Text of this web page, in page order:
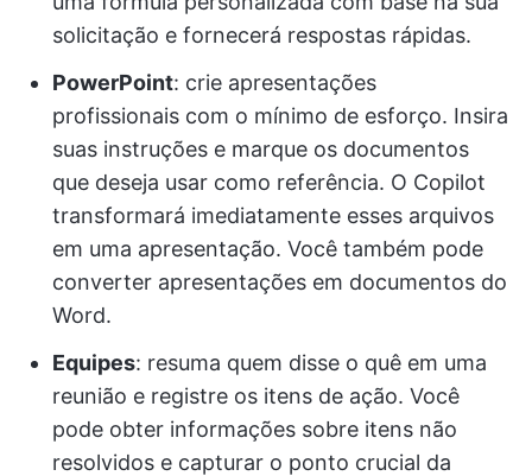
solicitação e fornecerá respostas rápidas.
PowerPoint: crie apresentações
profissionais com o mínimo de esforço. Insira
suas instruções e marque os documentos
que deseja usar como referência. O Copilot
transformará imediatamente esses arquivos
em uma apresentação. Você também pode
converter apresentações em documentos do
Word.
Equipes: resuma quem disse o quê em uma
reunião e registre os itens de ação. Você
pode obter informações sobre itens não
resolvidos e capturar o ponto crucial da